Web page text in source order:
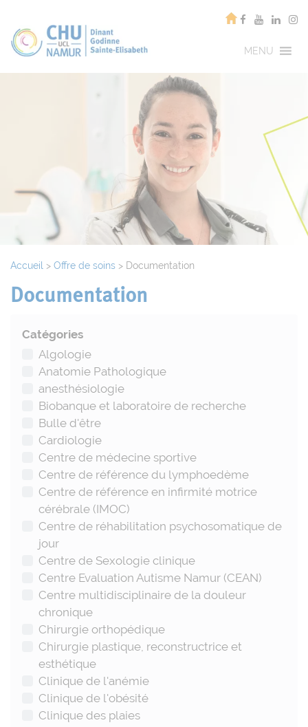
MENU
Accueil > Offre de soins > Documentation
Documentation
Catégories
Algologie
Anatomie Pathologique
anesthésiologie
Biobanque et laboratoire de recherche
Bulle d'être
Cardiologie
Centre de médecine sportive
Centre de référence du lymphoedème
Centre de référence en infirmité motrice
cérébrale (IMOC)
Centre de réhabilitation psychosomatique de
jour
Centre de Sexologie clinique
Centre Evaluation Autisme Namur (CEAN)
Centre multidisciplinaire de la douleur
chronique
Chirurgie orthopédique
Chirurgie plastique, reconstructrice et
esthétique
Clinique de l'anémie
Clinique de l'obésité
Clinique des plaies